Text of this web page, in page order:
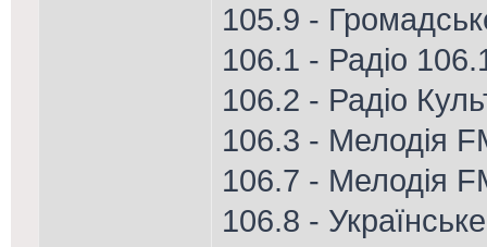
105.9 -
106.1 - Радіо
106.2 - Радіо
106.3 - Мелодія
106.7 - Мелодія
106.8 -